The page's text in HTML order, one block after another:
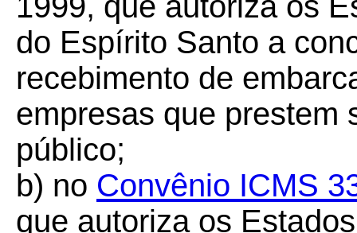
do Espírito Santo a
recebimento de
empresas que prestem
público;
b) no Convênio ICMS
que autoriza os